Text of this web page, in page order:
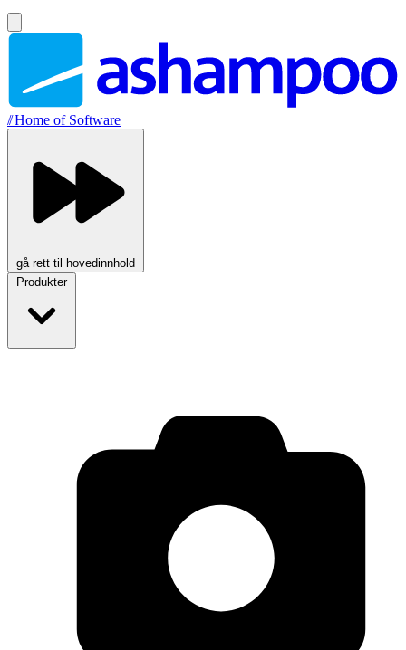
//Home of Software
gå rett til hovedinnhold
Produkter